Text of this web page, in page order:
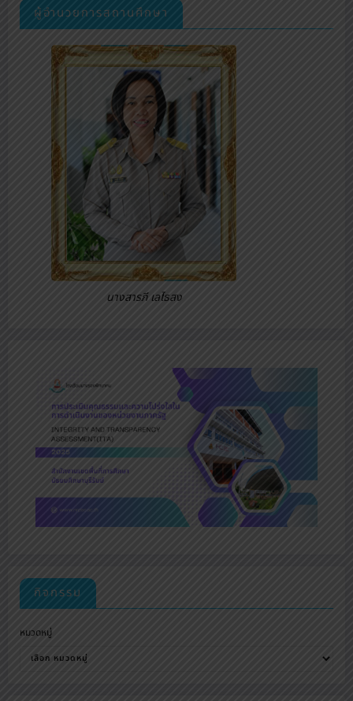
ผู้อำนวยการสถานศึกษา
นางสารภี เลไธสง
กิจกรรม
หมวดหมู่